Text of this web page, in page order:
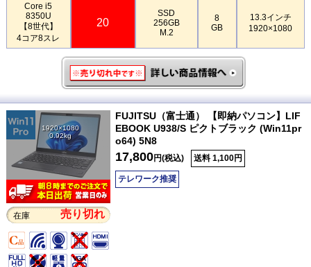
Core i5
8350U
【8世代】
4コア8スレ
20
SSD
256GB
M.2
8
GB
13.3インチ
1920×1080
1920×1080
0.92kg
在庫 売り切れ
FUJITSU（富士通） 【即納パソコン】LIF
EBOOK U938/S ピクトブラック (Win11pr
o64) 5N8
17,800円(税込) 送料 1,100円
テレワーク推奨